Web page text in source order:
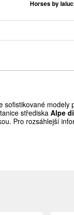
Horses by
sofistikované modely
střediska Alpe
Pro rozsáhlejší